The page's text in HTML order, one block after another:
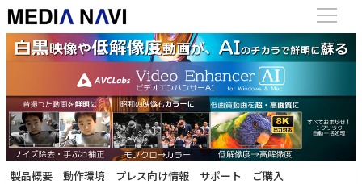
製品概要 動作環境 プレス向け情報 サポート ご購入